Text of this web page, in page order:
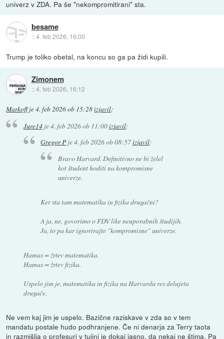
univerz v ZDA. Pa še "nekompromitirani" sta.
besame
::4. feb 2026, 16:00
Trump je toliko obetal, na koncu so ga pa židi kupili.
Zimonem
::4. feb 2026, 16:12
Markoffje4. feb 2026 ob 15:28izjavil:
Jure14je4. feb 2026 ob 11:00izjavil:
Gregor Pje4. feb 2026 ob 08:57izjavil:
Bravo Harvard. Definitivno ne bi želel
kot študent hoditi na kompromisne
univerze.
Ker sta tam matematika in fizika drugačni?
A ja, ne, govorimo o FDV like neuporabnih študijih.
Ja, to pa kar ignorirajte "kompromisne" univerze.
Hamas = žrtev matematika.
Hamas = žrtev fizika.
Uspelo jim je, matematika in fizika na Harvardu res delujeta
drugače.
Ne vem kaj jim je uspelo. Bazične raziskave v zda so v tem
mandatu postale hudo podhranjene. Če ni denarja za Terry taota
in razmišlja o profesuri v tujini je dokaj jasno, da nekaj ne štima. Pa